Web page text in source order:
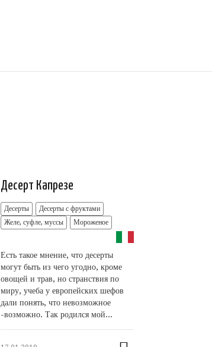
Десерт Капрезе
Десерты
Десерты с фруктами
Желе, суфле, муссы
Мороженое
Есть такое мнение, что десерты
могут быть из чего угодно, кроме
овощей и трав, но странствия по
миру, учеба у европейских шефов
дали понять, что невозможное
-возможно. Так родился мой...